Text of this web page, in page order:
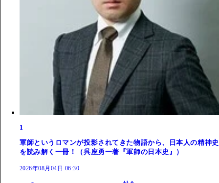
1
軍師というロマンが投影されてきた物語から、日本人の精神史
を読み解く一冊！（呉座勇一著『軍師の日本史』）
2026年08月04日 06:30